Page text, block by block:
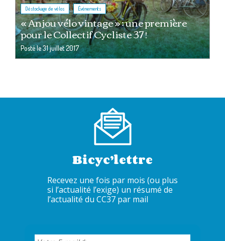
Déstockage de vélos , Événements
« Anjou vélo vintage » : une première
pour le Collectif Cycliste 37 !
Posté le31 juillet 2017
Bicyc’lettre
Recevez une fois par mois (ou plus
si l’actualité l’exige) un résumé de
l’actualité du CC37 par mail